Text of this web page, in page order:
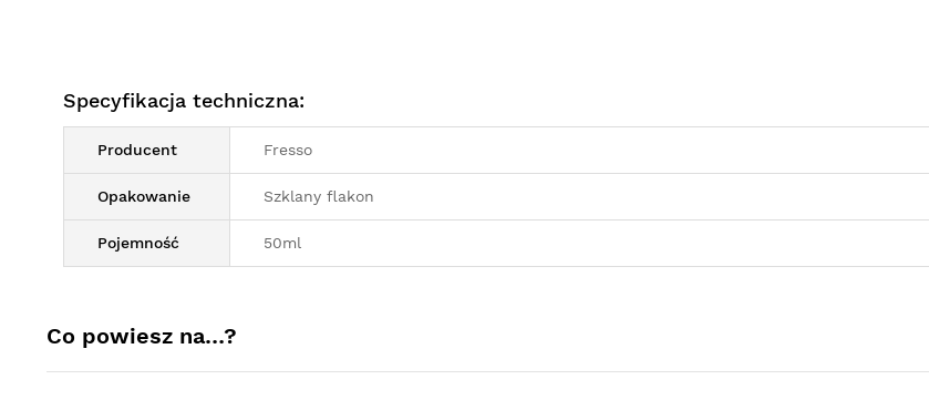
Specyfikacja techniczna:
Producent Fresso
Opakowanie Szklany flakon
Pojemność 50ml
Co powiesz na…?